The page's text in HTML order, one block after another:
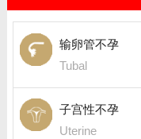
输卵管不孕
Tubal
子宫性不孕
Uterine